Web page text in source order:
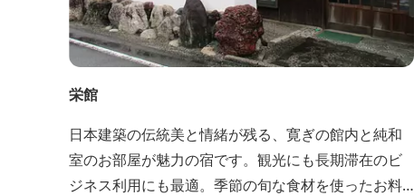
栄館
日本建築の伝統美と情緒が残る、寛ぎの館内と純和
室のお部屋が魅力の宿です。観光にも長期滞在のビ
ジネス利用にも最適。季節の旬な食材を使ったお料